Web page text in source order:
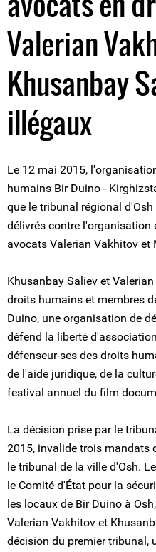
Valerian
Khusanbay
illégaux
Le 12 mai 2015,
humains Bir Duino -
que le tribunal régional
délivrés contre l'organisation
avocats Valerian Vakhitov et
Khusanbay Saliev et
droits humains et membres
Duino, une organisation de
défend la liberté
défenseur-ses des droits
de l'aide juridique, de la
festival annuel du film
La décision prise par le
2015, invalide trois mandats
le tribunal de la ville d'Osh.
le Comité d'État pour la
les locaux de Bir Duino à
Valerian Vakhitov et
décision du premier tribunal,